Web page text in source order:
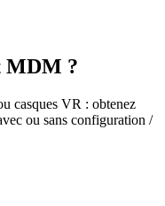
MDM ?
casques VR : obtenez
ou sans configuration /